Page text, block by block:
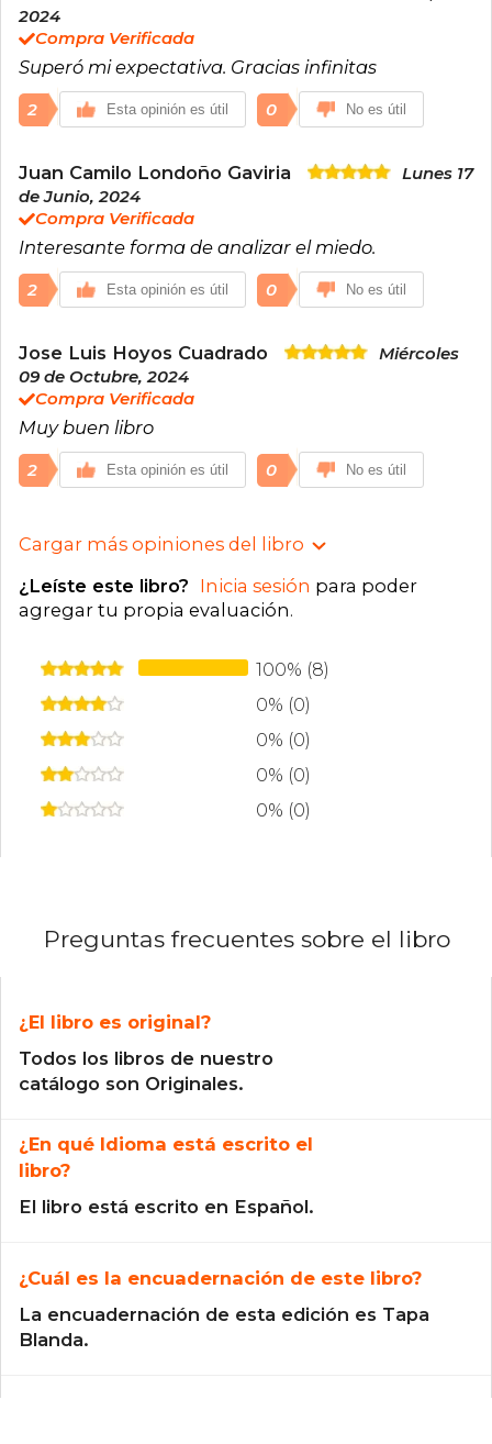
sociales y tiene el propósito de hacer del
2024
Compra Verificada
Superó mi expectativa. Gracias infinitas
2 Esta opinión es útil 0 No es útil
Juan Camilo Londoño Gaviria
Lunes 17
de Junio, 2024
Compra Verificada
Interesante forma de analizar el miedo.
2 Esta opinión es útil 0 No es útil
Jose Luis Hoyos Cuadrado
Miércoles
09 de Octubre, 2024
Compra Verificada
Muy buen libro
2 Esta opinión es útil 0 No es útil
Cargar más opiniones del libro
¿Leíste este libro? Inicia sesión para poder
agregar tu propia evaluación.
100% (8)
0% (0)
0% (0)
0% (0)
0% (0)
Preguntas frecuentes sobre el libro
¿El libro es original?
Todos los libros de nuestro
catálogo son Originales.
¿En qué Idioma está escrito el
libro?
El libro está escrito en Español.
¿Cuál es la encuadernación de este libro?
La encuadernación de esta edición es Tapa
Blanda.